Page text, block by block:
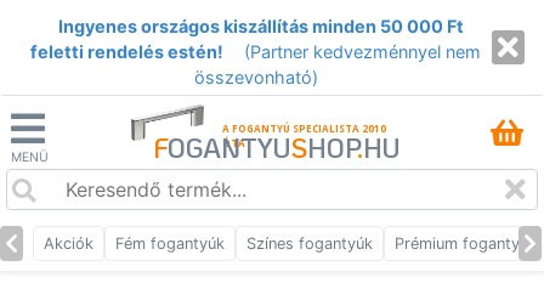
Ingyenes országos kiszállítás minden 50 000 Ft
feletti rendelés estén!
(Partner kedvezménnyel nem
összevonható)
MENÜ
A FOGANTYÚ SPECIALISTA 2010
ÓTA
FOGANTYUSHOP.HU
Akciók Fém fogantyúk Színes fogantyúk Prémium fogantyúk